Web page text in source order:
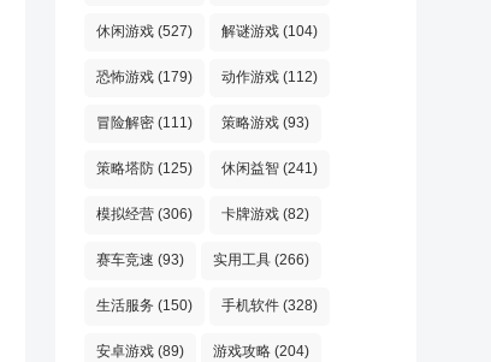
休闲游戏 (527) 解谜游戏 (104)
恐怖游戏 (179) 动作游戏 (112)
冒险解密 (111) 策略游戏 (93)
策略塔防 (125) 休闲益智 (241)
模拟经营 (306) 卡牌游戏 (82)
赛车竞速 (93) 实用工具 (266)
生活服务 (150) 手机软件 (328)
安卓游戏 (89) 游戏攻略 (204)